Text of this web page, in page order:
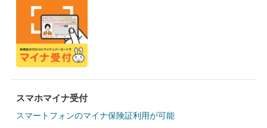
スマホマイナ受付
スマートフォンのマイナ保険証利用が可能